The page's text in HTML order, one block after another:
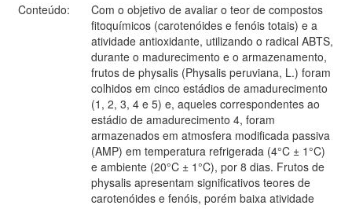
Conteúdo:
Com o objetivo de avaliar o teor de compostos
fitoquímicos (carotenóides e fenóis totais) e a
atividade antioxidante, utilizando o radical ABTS,
durante o madurecimento e o armazenamento,
frutos de physalis (Physalis peruviana, L.) foram
colhidos em cinco estádios de amadurecimento
(1, 2, 3, 4 e 5) e, aqueles correspondentes ao
estádio de amadurecimento 4, foram
armazenados em atmosfera modificada passiva
(AMP) em temperatura refrigerada (4°C ± 1°C)
e ambiente (20°C ± 1°C), por 8 dias. Frutos de
physalis apresentam significativos teores de
carotenóides e fenóis, porém baixa atividade